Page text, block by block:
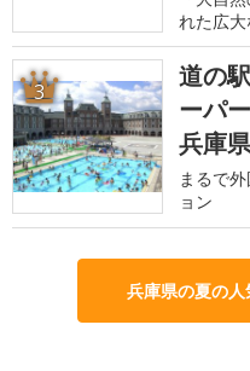
れた広
3
道の
ーパ
兵庫
まるで
ョン
兵庫県の夏の